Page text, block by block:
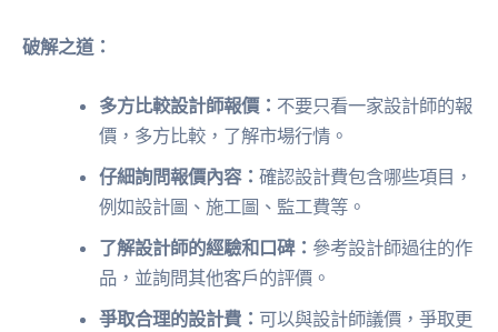
破解之道：
多方比較設計師報價： 不要只看一家設計師的報
價，多方比較，了解市場行情。
仔細詢問報價內容：確認設計費包含哪些項目，
例如設計圖、施工圖、監工費等。
了解設計師的經驗和口碑： 參考設計師過往的作
品，並詢問其他客戶的評價。
爭取合理的設計費： 可以與設計師議價，爭取更